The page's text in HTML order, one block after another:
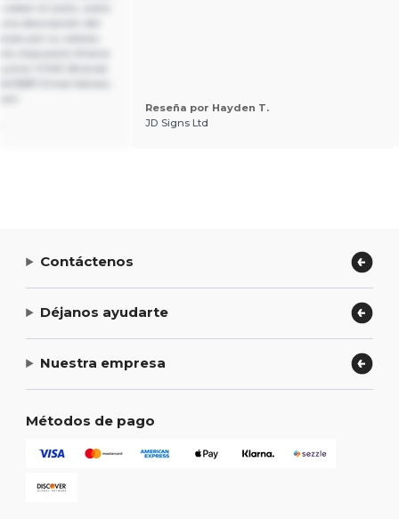
Reseña por Hayden T.
JD Signs Ltd
Contáctenos
Déjanos ayudarte
Nuestra empresa
Métodos de pago